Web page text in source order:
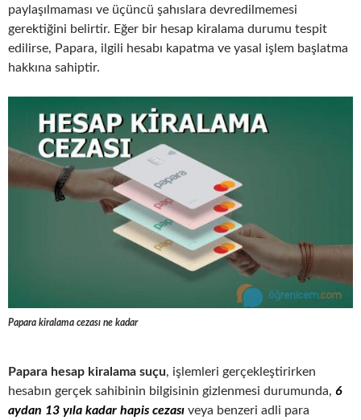
paylaşılmaması ve üçüncü şahıslara devredilmemesi
gerektiğini belirtir. Eğer bir hesap kiralama durumu tespit
edilirse, Papara, ilgili hesabı kapatma ve yasal işlem başlatma
hakkına sahiptir.
Papara kiralama cezası ne kadar
Papara hesap kiralama suçu, işlemleri gerçekleştirirken
hesabın gerçek sahibinin bilgisinin gizlenmesi durumunda, 6
aydan 13 yıla kadar hapis cezası veya benzeri adli para